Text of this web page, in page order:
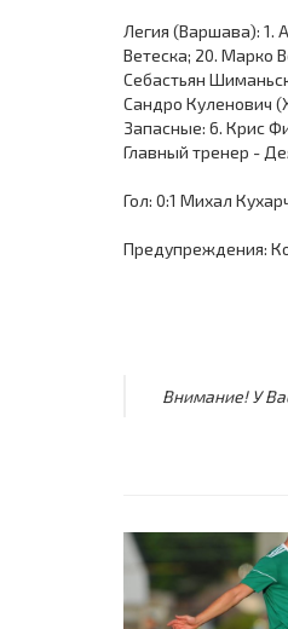
Легия (Варшава):
Ветеска; 20. Марко
Себастьян
Сандро Куленович
Запасные: 6. Крис
Главный тренер -
Гол: 0:1 Михал
Предупреждения:
Внимание! У